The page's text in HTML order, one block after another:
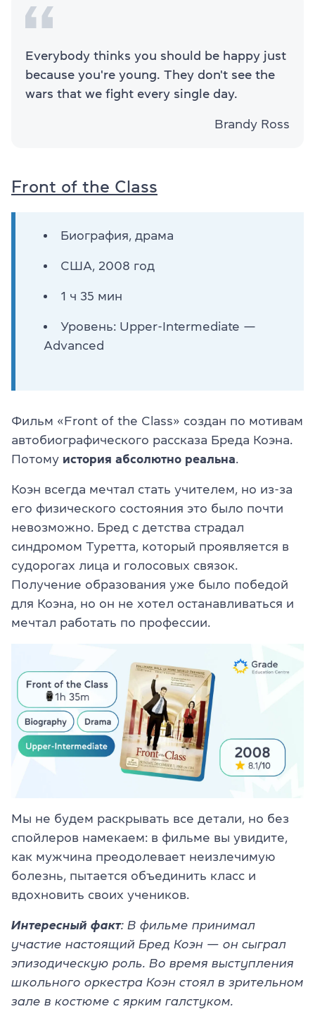
Everybody thinks you should be happy just
because you're young. They don't see the
wars that we fight every single day.
Brandy Ross
Front of the Class
Биография, драма
США, 2008 год
1 ч 35 мин
Уровень: Upper-Intermediate —
Advanced
Фильм «Front of the Class» создан по мотивам
автобиографического рассказа Бреда Коэна.
Потому история абсолютно реальна.
Коэн всегда мечтал стать учителем, но из-за
его физического состояния это было почти
невозможно. Бред с детства страдал
синдромом Туретта, который проявляется в
судорогах лица и голосовых связок.
Получение образования уже было победой
для Коэна, но он не хотел останавливаться и
мечтал работать по профессии.
Мы не будем раскрывать все детали, но без
спойлеров намекаем: в фильме вы увидите,
как мужчина преодолевает неизлечимую
болезнь, пытается объединить класс и
вдохновить своих учеников.
Интересный факт: В фильме принимал
участие настоящий Бред Коэн — он сыграл
эпизодическую роль. Во время выступления
школьного оркестра Коэн стоял в зрительном
зале в костюме с ярким галстуком.